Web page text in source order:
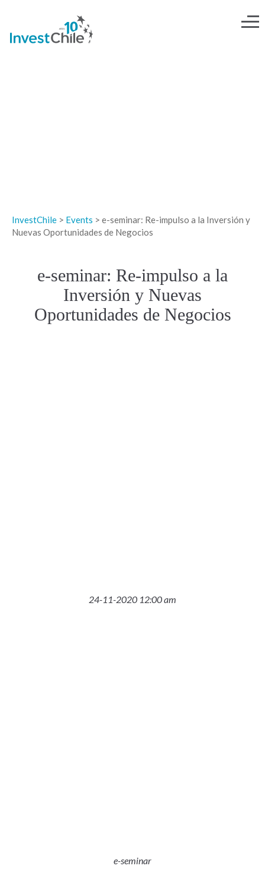
InvestChile > Events > e-seminar: Re-impulso a la Inversión y
Nuevas Oportunidades de Negocios
e-seminar: Re-impulso a la
Inversión y Nuevas
Oportunidades de Negocios
24-11-2020 12:00 am
e-seminar